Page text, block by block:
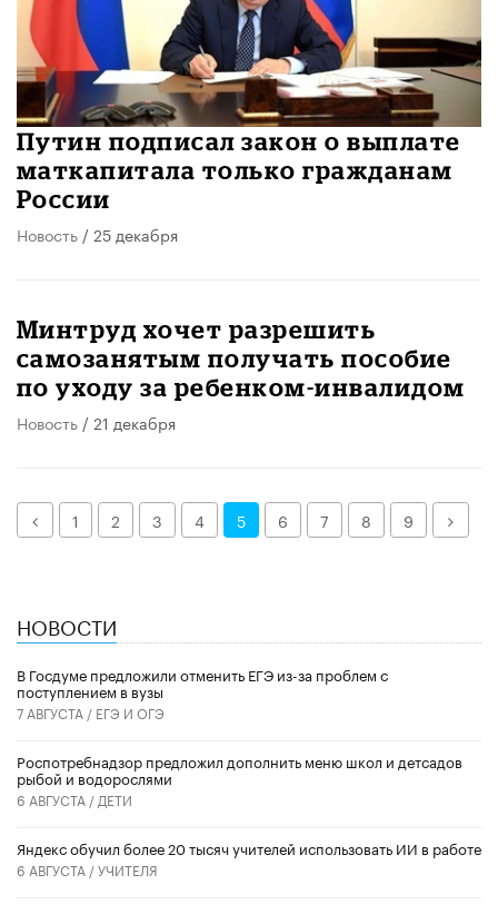
Путин подписал закон о выплате
маткапитала только гражданам
России
Новость / 25 декабря
Минтруд хочет разрешить
самозанятым получать пособие
по уходу за ребенком-инвалидом
Новость / 21 декабря
Назад1 2 3 4 5 6 7 8 9 Далее
НОВОСТИ
В Госдуме предложили отменить ЕГЭ из-за проблем с
поступлением в вузы
7 АВГУСТА / ЕГЭ И ОГЭ
Роспотребнадзор предложил дополнить меню школ и детсадов
рыбой и водорослями
6 АВГУСТА / ДЕТИ
​Яндекс обучил более 20 тысяч учителей использовать ИИ в работе
6 АВГУСТА /УЧИТЕЛЯ